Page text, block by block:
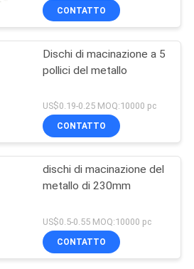
CONTATTO
Dischi di macinazione a 5
pollici del metallo
US$0.19-0.25 MOQ:10000 pc
CONTATTO
dischi di macinazione del
metallo di 230mm
US$0.5-0.55 MOQ:10000 pc
CONTATTO